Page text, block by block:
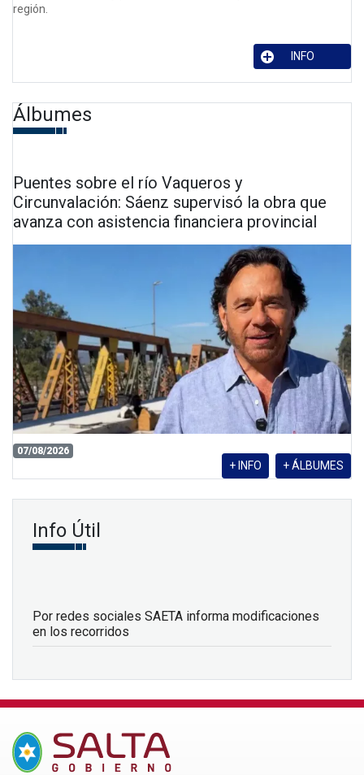
región.
INFO
Álbumes
Puentes sobre el río Vaqueros y
Circunvalación: Sáenz supervisó la obra que
avanza con asistencia financiera provincial
07/08/2026
+ ÁLBUMES
+ INFO
Info Útil
Por redes sociales SAETA informa modificaciones
en los recorridos